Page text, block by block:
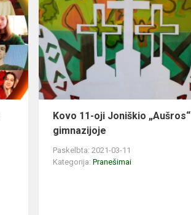
Kovo 11-oji Joniškio „Aušros“
gimnazijoje
Paskelbta: 2021-03-11
Kategorija:Pranešimai